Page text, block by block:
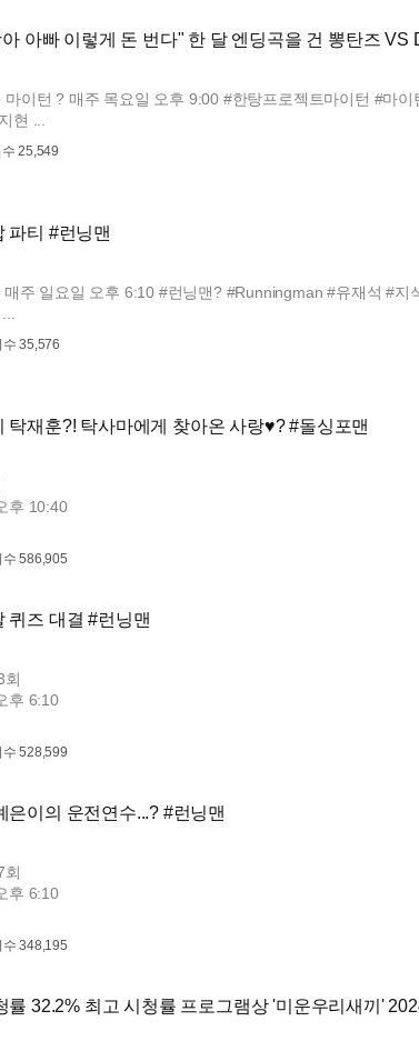
아빠 이렇게 돈 번다" 한 달 엔딩곡을 건 뽕탄즈 VS
마이턴 ? 매주 목요일 오후 9:00 #한탕프로젝트마이턴 #마
현 ...
수25,549
파티 #런닝맨
주 일요일 오후 6:10 #런닝맨? #Runningman #유재석 #지
수35,576
탁재훈?! 탁사마에게 찾아온 사랑♥? #돌싱포맨
후 10:40
맨 #돌싱포맨 #탁재훈 #임원희 #이상민 #김준호 #최윤영 #
수586,905
퀴즈 대결 #런닝맨
회
후 6:10
#유재석 #지석진 #하하 #김종국 #양세찬 #송지효 #
수528,599
은이의 운전연수...? #런닝맨
회
후 6:10
#유재석 #지석진 #하하 #김종국 #양세찬 #송지효 #
수348,195
률 32.2% 최고 시청률 프로그램상 '미운우리새끼'